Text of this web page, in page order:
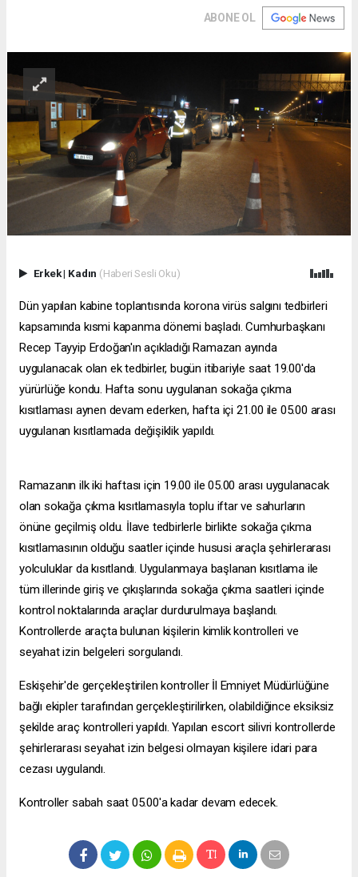
ABONE OL
Erkek| Kadın (Haberi Sesli Oku)
Dün yapılan kabine toplantısında korona virüs salgını tedbirleri
kapsamında kısmi kapanma dönemi başladı. Cumhurbaşkanı
Recep Tayyip Erdoğan'ın açıkladığı Ramazan ayında
uygulanacak olan ek tedbirler, bugün itibariyle saat 19.00'da
yürürlüğe kondu. Hafta sonu uygulanan sokağa çıkma
kısıtlaması aynen devam ederken, hafta içi 21.00 ile 05.00 arası
uygulanan kısıtlamada değişiklik yapıldı.
Ramazanın ilk iki haftası için 19.00 ile 05.00 arası uygulanacak
olan sokağa çıkma kısıtlamasıyla toplu iftar ve sahurların
önüne geçilmiş oldu. İlave tedbirlerle birlikte sokağa çıkma
kısıtlamasının olduğu saatler içinde hususi araçla şehirlerarası
yolculuklar da kısıtlandı. Uygulanmaya başlanan kısıtlama ile
tüm illerinde giriş ve çıkışlarında sokağa çıkma saatleri içinde
kontrol noktalarında araçlar durdurulmaya başlandı.
Kontrollerde araçta bulunan kişilerin kimlik kontrolleri ve
seyahat izin belgeleri sorgulandı.
Eskişehir'de gerçekleştirilen kontroller İl Emniyet Müdürlüğüne
bağlı ekipler tarafından gerçekleştirilirken, olabildiğince eksiksiz
şekilde araç kontrolleri yapıldı. Yapılan escort silivri kontrollerde
şehirlerarası seyahat izin belgesi olmayan kişilere idari para
cezası uygulandı.
Kontroller sabah saat 05.00'a kadar devam edecek.